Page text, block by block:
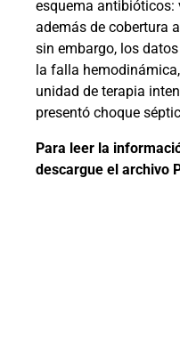
esquema antibióticos:
además de cobertura
sin embargo, los
la falla
unidad de terapia
presentó choque
Para leer la
descargue el archivo